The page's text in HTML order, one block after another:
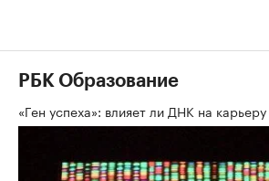
РБК Образование
«Ген успеха»: влияет ли ДНК на